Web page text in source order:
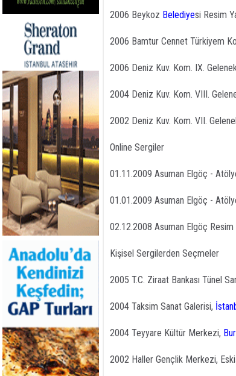
2006 Beykoz Belediyesi Resim
2006 Bamtur Cennet Türkiyem
2006 Deniz Kuv. Kom. IX.
2004 Deniz Kuv. Kom. VIII.
2002 Deniz Kuv. Kom. VII.
Online Sergiler
01.11.2009 Asuman Elgöç -
01.01.2009 Asuman Elgöç -
02.12.2008 Asuman Elgöç
Kişisel Sergilerden Seçmeler
2005 T.C. Ziraat Bankası Tünel
2004 Taksim Sanat Galerisi,
2004 Teyyare Kültür Merkezi,
2002 Haller Gençlik Merkezi,